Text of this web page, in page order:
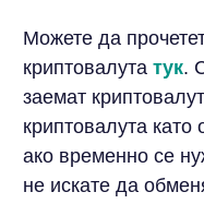
Можете да
криптовалута тук.
заемат
криптовалута
ако временно се
не искате да